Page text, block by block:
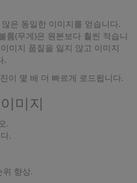
은 동일한 이미지를 얻습니다.
륨(무게)은 원본보다 훨씬 적습니
미지 품질을 잃지 않고 이미지
.
이 몇 배 더 빠르게 로드됩니다.
미지
.
.
위 향상.